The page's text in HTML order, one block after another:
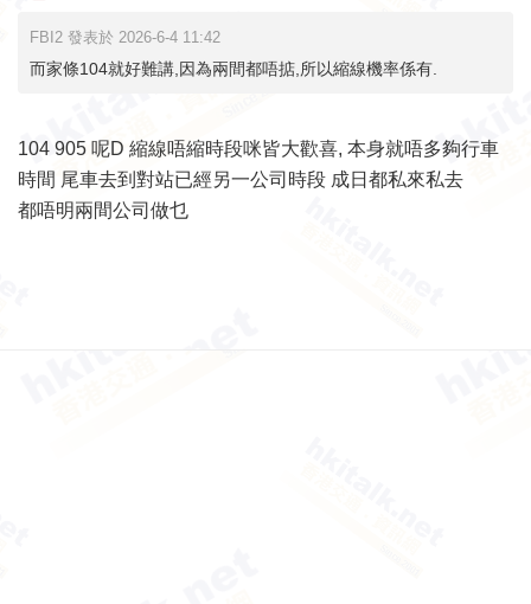
FBI2 發表於 2026-6-4 11:42
而家條104就好難講,因為兩間都唔掂,所以縮線機率係有.
104 905 呢D 縮線唔縮時段咪皆大歡喜, 本身就唔多夠行車
時間 尾車去到對站已經另一公司時段 成日都私來私去
都唔明兩間公司做乜